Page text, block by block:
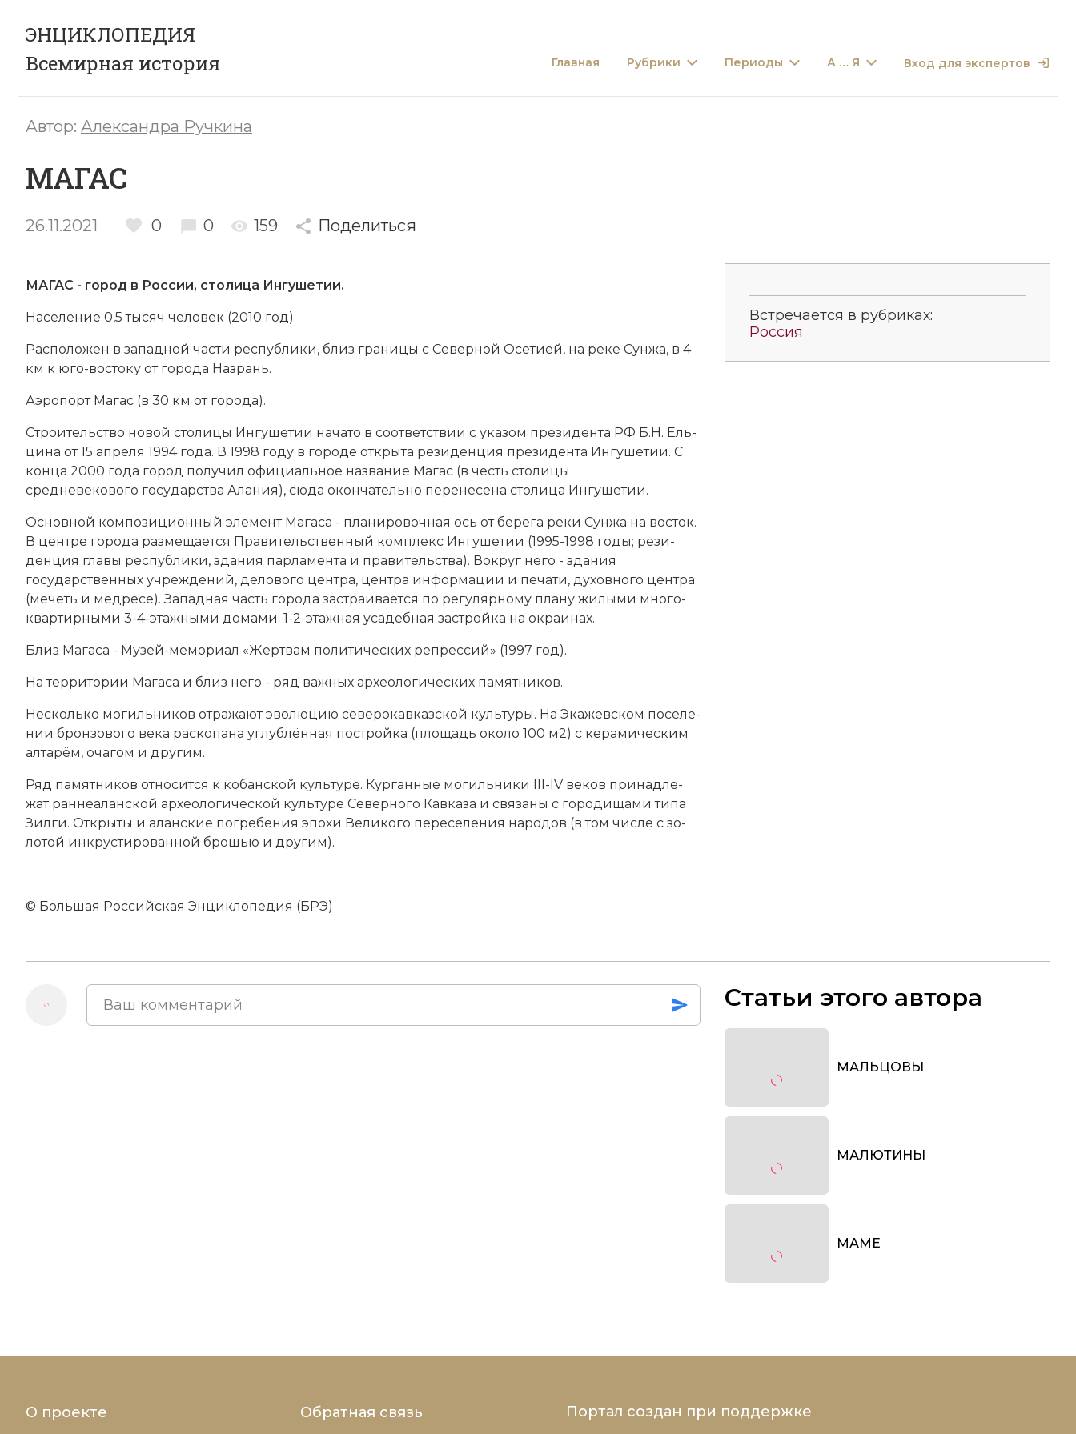
ЭНЦИКЛОПЕДИЯ
Всемирная история
Главная Рубрики Периоды А … Я Вход для экспертов
Автор: Александра Ручкина
МАГАС
26.11.2021 0 0 159 Поделиться
МАГАС - го­род в Рос­сии, сто­ли­ца Ин­гу­ше­тии.
Население 0,5 тысяч человек (2010 год).
Рас­по­ло­жен в западной час­ти рес­пуб­ли­ки, близ гра­ни­цы с Северной Осе­ти­ей, на реке Сун­жа, в 4
км к юго-вос­то­ку от города На­зрань.
Аэ­ро­порт Ма­гас (в 30 км от го­ро­да).
Строи­тель­ст­во но­вой сто­ли­цы Ин­гу­ше­тии на­ча­то в со­от­вет­ст­вии с ука­зом пре­зи­ден­та РФ Б.Н. Ель­
ци­на от 15 апреля 1994 года. В 1998 году в го­ро­де от­кры­та ре­зи­ден­ция пре­зи­ден­та Ин­гу­ше­тии. С
конца 2000 года го­род по­лу­чил официальное название Ма­гас (в честь сто­ли­цы
средневекового государства Ала­ния), сю­да окон­ча­тель­но пе­ре­не­се­на сто­ли­ца Ин­гу­ше­тии.
Основной ком­по­зиционный эле­мент Магаса - пла­ни­ро­воч­ная ось от бе­ре­га реки Сун­жа на вос­ток.
В цен­тре го­ро­да раз­ме­ща­ет­ся Пра­ви­тельственный ком­плекс Ин­гу­ше­тии (1995-1998 годы; ре­зи­
ден­ция гла­вы рес­пуб­ли­ки, зда­ния пар­ла­мен­та и пра­ви­тель­ст­ва). Во­круг не­го - зда­ния
государственных уч­реж­де­ний, де­ло­во­го цен­тра, цен­тра ин­фор­ма­ции и пе­ча­ти, ду­хов­но­го цен­тра
(ме­четь и мед­ре­се). Западная часть го­рода за­страи­ва­ет­ся по ре­гу­ляр­но­му пла­ну жи­лы­ми мно­го­
квар­тир­ны­ми 3-4-этаж­ны­ми до­ма­ми; 1-2-этаж­ная уса­деб­ная за­строй­ка на ок­раи­нах.
Близ Магаса - Му­зей-ме­мо­ри­ал «Жерт­вам по­ли­ти­че­ских ре­прес­сий» (1997 год).
На тер­ри­то­рии Магаса и близ не­го - ряд важ­ных ар­хео­ло­гических па­мят­ни­ков.
Несколько мо­гиль­ни­ков от­ра­жа­ют эво­лю­цию се­ве­ро­кав­каз­ской куль­ту­ры. На Эка­жев­ском по­се­ле­
нии брон­зо­во­го ве­ка рас­ко­па­на уг­луб­лён­ная по­строй­ка (площадь около 100 м2) с ке­ра­мическим
ал­та­рём, оча­гом и другим.
Ряд па­мят­ни­ков от­но­сит­ся к ко­бан­ской куль­ту­ре. Кур­ган­ные мо­гиль­ни­ки III-IV веков при­над­ле­
жат ран­не­алан­ской ар­хео­ло­гической куль­ту­ре Северного Кав­ка­за и свя­за­ны с го­ро­ди­ща­ми ти­па
Зил­ги. От­кры­ты и алан­ские по­гре­бе­ния эпо­хи Ве­ли­ко­го пе­ре­се­ле­ния на­ро­дов (в том числе с зо­
ло­той ин­кру­сти­ро­ван­ной бро­шью и другим).
© Большая Российская Энциклопедия (БРЭ)
Встречается в рубриках:
Россия
Статьи этого автора
МАЛЬЦОВЫ
МАЛЮТИНЫ
МАМЕ
О проекте Обратная связь Портал создан при поддержке